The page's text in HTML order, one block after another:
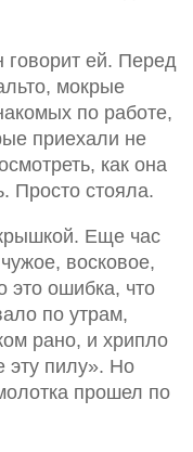
говорит ей. Перед
мокрые
по работе,
приехали не
как она
Просто стояла.
Еще час
восковое,
это ошибка, что
по утрам,
рано, и хрипло
эту пилу». Но
прошел по